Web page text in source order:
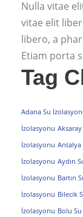
Nulla vitae
vitae elit
libero, a
Etiam porta
Tag
Adana Su
İzolasyonu
İzolasyonu Antalya
İzolasyonu Aydın
İzolasyonu Bartın
İzolasyonu Bilecik
İzolasyonu Bolu